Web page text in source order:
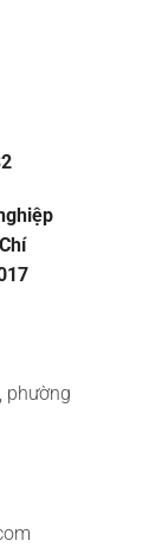
phường